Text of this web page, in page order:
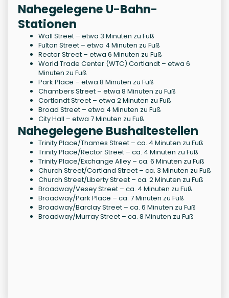
Nahegelegene U-Bahn-
Stationen
Wall Street – etwa 3 Minuten zu Fuß
Fulton Street – etwa 4 Minuten zu Fuß
Rector Street – etwa 6 Minuten zu Fuß
World Trade Center (WTC) Cortlandt – etwa 6
Minuten zu Fuß
Park Place – etwa 8 Minuten zu Fuß
Chambers Street – etwa 8 Minuten zu Fuß
Cortlandt Street – etwa 2 Minuten zu Fuß
Broad Street – etwa 4 Minuten zu Fuß
City Hall – etwa 7 Minuten zu Fuß
Nahegelegene Bushaltestellen
Trinity Place/Thames Street – ca. 4 Minuten zu Fuß
Trinity Place/Rector Street – ca. 4 Minuten zu Fuß
Trinity Place/Exchange Alley – ca. 6 Minuten zu Fuß
Church Street/Cortland Street – ca. 3 Minuten zu Fuß
Church Street/Liberty Street – ca. 2 Minuten zu Fuß
Broadway/Vesey Street – ca. 4 Minuten zu Fuß
Broadway/Park Place – ca. 7 Minuten zu Fuß
Broadway/Barclay Street – ca. 6 Minuten zu Fuß
Broadway/Murray Street – ca. 8 Minuten zu Fuß